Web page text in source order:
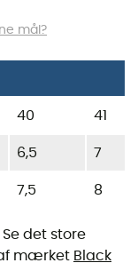
mål?
40 41
6,5 7
7,5 8
det store
mærket Black